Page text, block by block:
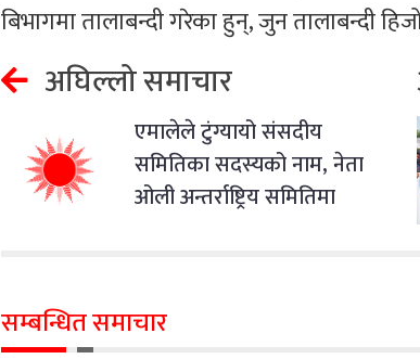
बिभागमा तालाबन्दी गरेका हुन्, जुन तालाबन्दी
अघिल्लो समाचार
एमालेले टुंग्यायो संसदीय
समितिका सदस्यको नाम, नेता
ओली अन्तर्राष्ट्रिय समितिमा
सम्बन्धित समाचार